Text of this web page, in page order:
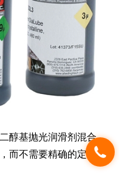
醇基抛光润滑剂混合，
而不需要精确的定量。